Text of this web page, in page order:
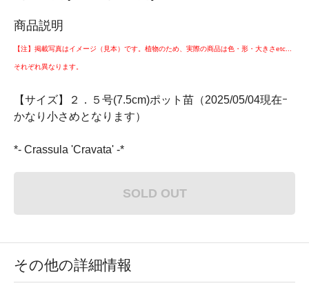
商品説明
【注】掲載写真はイメージ（見本）です。植物のため、実際の商品は色・形・大きさetc...
それぞれ異なります。
【サイズ】２．５号(7.5cm)ポット苗（2025/05/04現在ｰ
かなり小さめとなります）
*- Crassula 'Cravata' -*
SOLD OUT
その他の詳細情報